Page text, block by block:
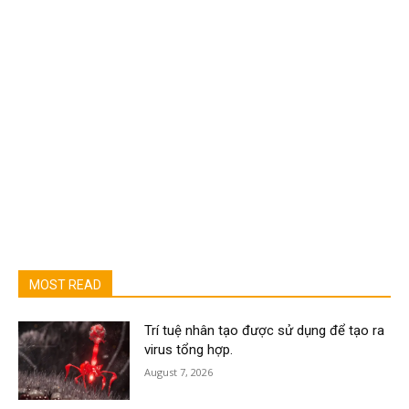
MOST READ
Trí tuệ nhân tạo được sử dụng để tạo ra
virus tổng hợp.
August 7, 2026